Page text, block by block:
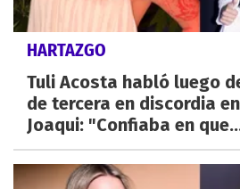
HARTAZGO
Tuli Acosta habló luego
de tercera en discordia
Joaqui: "Confiaba en